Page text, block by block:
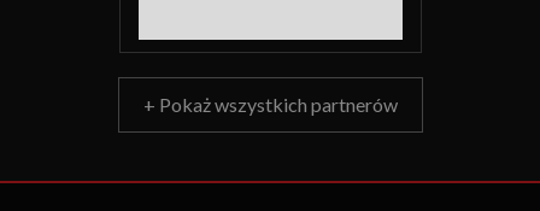
+ Pokaż wszystkich partnerów